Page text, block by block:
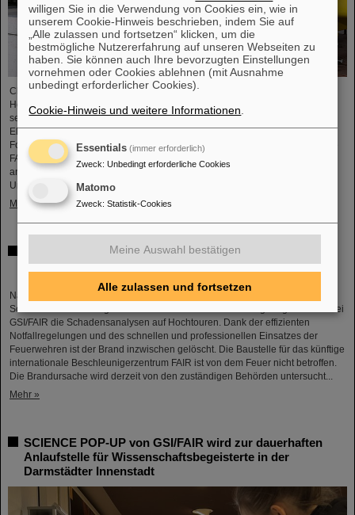
Chemische Elemente, neue Isotope, kleinste Teilchen – das GSI
Helmholtzzentrum für Schwerionenforschung in Darmstadt ist bekannt für
seine Entdeckungen, unter anderem von insgesamt sechs superschweren
Elementen. Nun gibt es einen neuen Weltrekord zu vermelden: Das
Forschungszentrum, an dem gerade die internationale Beschleunigeranlage
FAIR errichtet wird, führt die Weltrangliste der Entdeckung von Kernisomeren
an. Die Statistik hat Professor Michael Thoennessen von der Michigan State
University,…
Mehr »
Nach Großbrand laufen die Schadensanalysen bei
GSI/FAIR
Nach dem Großbrand auf dem Campus des GSI Helmholtzzentrums für
Schwerionenforschung in Darmstadt am frühen Donnerstagmorgen laufen bei
GSI/FAIR die Schadensanalysen auf Hochtouren. Dank der effizienten
Notfallregelungen und des schnellen und professionellen Einsatzes der
Feuerwehren ist der Brand inzwischen gelöscht. Die Baustelle für das künftige
internationale Beschleunigerzentrum FAIR ist von dem Feuer nicht betroffen.
Die Brandursache wird derzeit von den zuständigen Behörden untersucht...
Mehr »
SCIENCE POP-UP von GSI/FAIR wird zur dauerhaften
Anlaufstelle für Wissenschaftsbegeisterte in der
Darmstädter Innenstadt
willigen Sie in die Verwendung von Cookies ein, wie in
unserem Cookie-Hinweis beschrieben, indem Sie auf
„Alle zulassen und fortsetzen“ klicken, um die
bestmögliche Nutzererfahrung auf unseren Webseiten zu
haben. Sie können auch Ihre bevorzugten Einstellungen
vornehmen oder Cookies ablehnen (mit Ausnahme
unbedingt erforderlicher Cookies).
Cookie-Hinweis und weitere Informationen
Essentials (immer erforderlich)
Zweck: Unbedingt erforderliche Cookies
Matomo
Zweck: Statistik-Cookies
Meine Auswahl bestätigen
Alle zulassen und fortsetzen